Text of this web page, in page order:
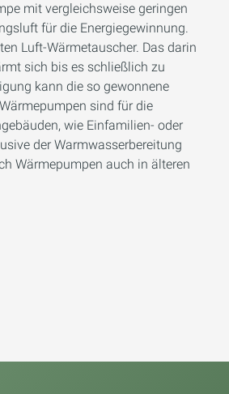
mit vergleichsweise geringen
für die Energiegewinnung.
Luft-Wärmetauscher. Das darin
sich bis es schließlich zu
kann die so gewonnene
sind für die
wie Einfamilien- oder
der Warmwasserbereitung
Wärmepumpen auch in älteren